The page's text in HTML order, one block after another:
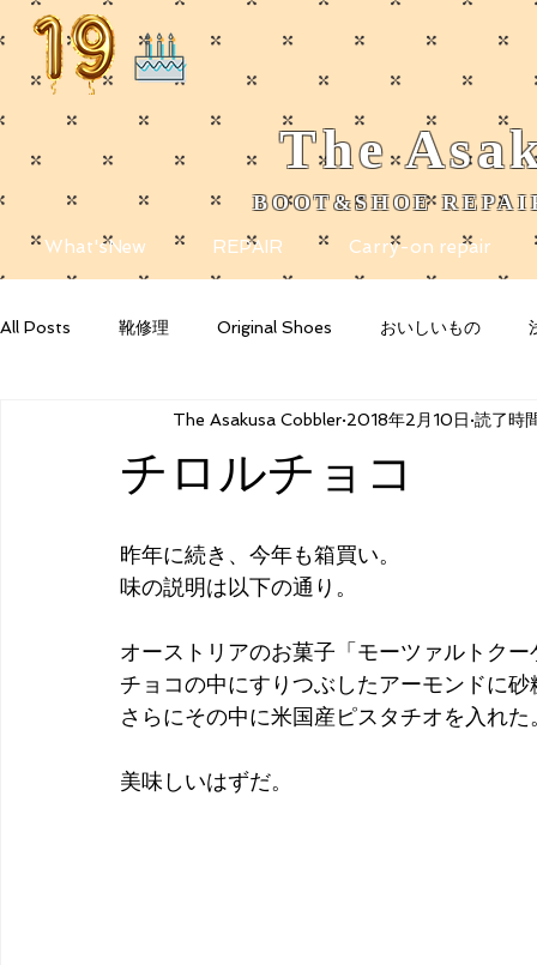
The
​BOOT&SHOE
What'sNew REPAIR Carry-on repair
All Posts 靴修理 Original Shoes おいしいもの
Your Community Blogging Tips
チロルチョコ
The Asakusa Cobbler 2018年2月10日 読了時
昨年に続き、今年も箱買い。
味の説明は以下の通り。
オーストリアのお菓子「モーツァルトク
チョコの中にすりつぶしたアーモンドに
さらにその中に米国産ピスタチオを入れた
美味しいはずだ。